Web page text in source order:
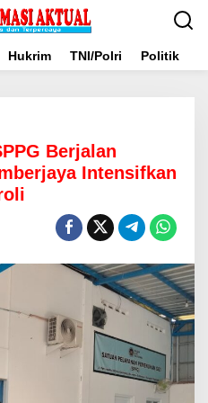
Hukrim TNI/Polri Politik
Berjalan
Intensifkan